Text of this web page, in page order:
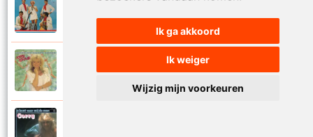
Ik ga akkoord
Ik weiger
Wijzig mijn voorkeuren
Jij bent een zeeman